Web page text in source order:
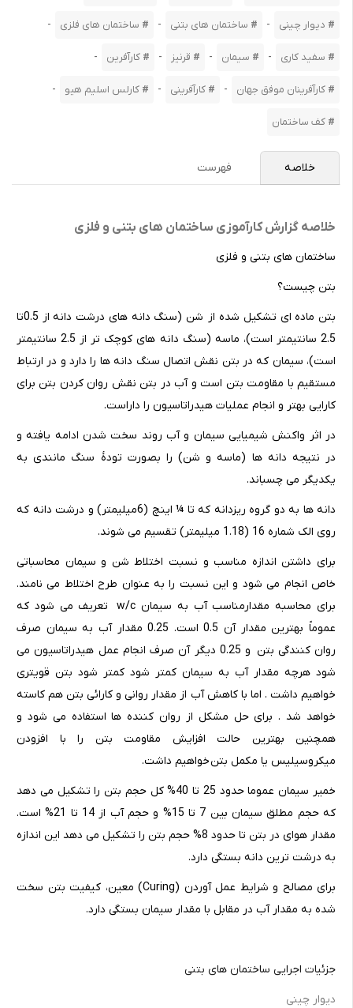
دیوار چینی - ساختمان های بتنی - ساختمان های فلزی -
سفید کاری - سیمان - قرنیز - کارآفرین -
کارآفرینان موفق جهان - کارآفرینی - کارلس اسلیم هیو -
کف ساختمان
خلاصه فهرست
خلاصه گزارش کارآموزی ساختمان های بتنی و فلزی
ساختمان های بتنی و فلزی
بتن چیست؟
بتن ماده ای تشکیل شده از شن (سنگ دانه های درشت دانه از 0.5تا
2.5 سانتیمتر است)، ماسه (سنگ دانه های کوچک تر از 2.5 سانتیمتر
است)، سیمان که در بتن نقش اتصال سنگ دانه ها را دارد و در ارتباط
مستقیم با مقاومت بتن است و آب در بتن نقش روان کردن بتن برای
کارایی بهتر و انجام عملیات هیدراتاسیون را داراست.
در اثر واکنش شیمیایی سیمان و آب روند سخت شدن ادامه یافته و
در نتیجه دانه ها (ماسه و شن) را بصورت تودﮤ سنگ مانندی به
یکدیگر می چسباند.
دانه ها به دو گروه ریزدانه که تا ¼ اینچ (6میلیمتر) و درشت دانه که
روی الک شماره 16 (1.18 میلیمتر) تقسیم می شوند.
برای داشتن اندازه مناسب و نسبت اختلاط شن و سیمان محاسباتی
خاص انجام می شود و این نسبت را به عنوان طرح اختلاط می نامند.
برای محاسبه مقدارمناسب آب به سیمان w/c تعریف می شود که
عموماً بهترین مقدار آن 0.5 است. 0.25 مقدار آب به سیمان صرف
روان کنندگی بتن و 0.25 دیگر آن صرف انجام عمل هیدراتاسیون می
شود هرچه مقدار آب به سیمان کمتر شود کمتر شود بتن قویتری
خواهیم داشت . اما با کاهش آب از مقدار روانی و کارائی بتن هم کاسته
خواهد شد . برای حل مشکل از روان کننده ها استفاده می شود و
همچنین بهترین حالت افزایش مقاومت بتن را با افزودن
میکروسیلیس یا مکمل بتن خواهیم داشت.
خمیر سیمان عموما حدود 25 تا 40% کل حجم بتن را تشکیل می دهد
که حجم مطلق سیمان بین 7 تا 15% و حجم آب از 14 تا 21% است.
مقدار هوای در بتن تا حدود 8% حجم بتن را تشکیل می دهد این اندازه
به درشت ترین دانه بستگی دارد.
برای مصالح و شرایط عمل آوردن (Curing) معین، کیفیت بتن سخت
شده به مقدار آب در مقابل با مقدار سیمان بستگی دارد.
جزئیات اجرایی ساختمان های بتنی
دیوار چینی